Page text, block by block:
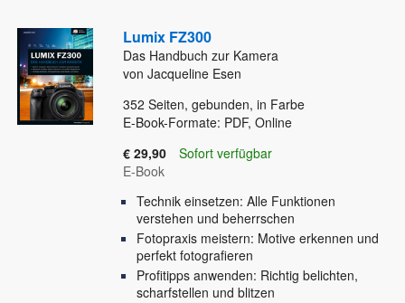
Lumix FZ300
Das Handbuch zur Kamera
von Jacqueline Esen
352 Seiten, gebunden, in Farbe
E-Book-Formate: PDF, Online
€ 29,90
Sofort verfügbar
E-Book
Technik einsetzen: Alle Funktionen
verstehen und beherrschen
Fotopraxis meistern: Motive erkennen und
perfekt fotografieren
Profitipps anwenden: Richtig belichten,
scharfstellen und blitzen